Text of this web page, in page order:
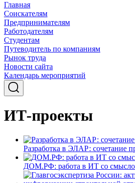
Главная
Соискателям
Предпринимателям
Работодателям
Студентам
Путеводитель по компаниям
Рынок труда
Новости сайта
Календарь мероприятий
ИТ-проекты
Разработка в ЭЛАР: сочетание
ДОМ.РФ: работа в ИТ со